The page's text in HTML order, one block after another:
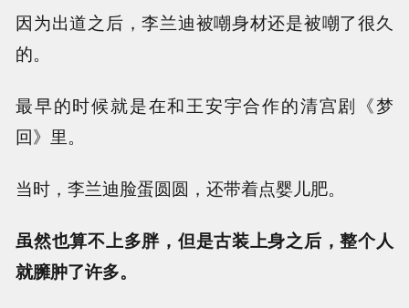
因为出道之后，李兰迪被嘲身材还是被嘲了很久
的。
最早的时候就是在和王安宇合作的清宫剧《梦
回》里。
当时，李兰迪脸蛋圆圆，还带着点婴儿肥。
虽然也算不上多胖，但是古装上身之后，整个人
就臃肿了许多。